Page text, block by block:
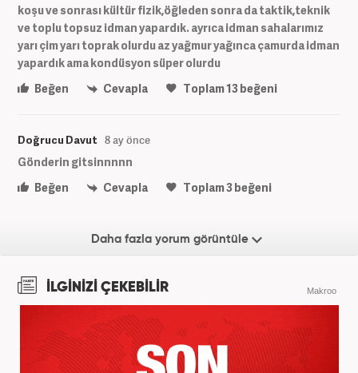
koşu ve sonrası kültür fizik,öğleden sonra da taktik,teknik
ve toplu topsuz idman yapardık. ayrıca idman sahalarımız
yarı çim yarı toprak olurdu az yağmur yağınca çamurda idman
yapardık ama kondüsyon süper olurdu
Beğen
Cevapla Toplam13beğeni
Doğrucu Davut 8 ay önce
Gönderin gitsinnnnn
Beğen
Cevapla Toplam3beğeni
Daha fazla yorum görüntüle
İLGİNİZİ ÇEKEBİLİR Makroo